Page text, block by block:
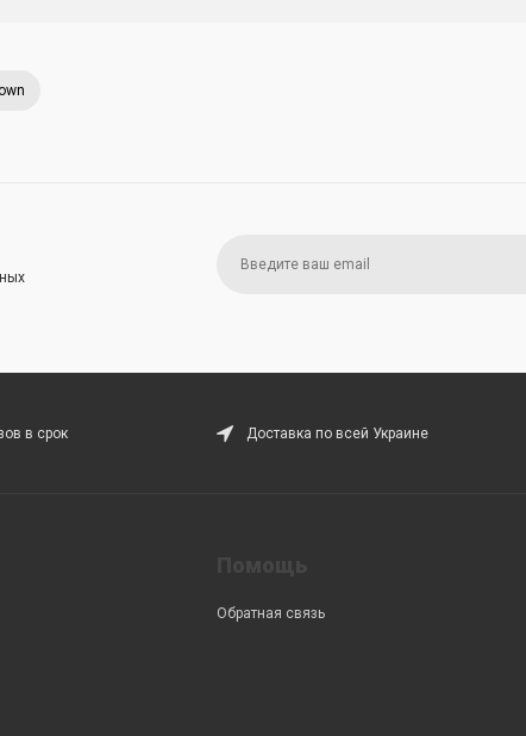
в срок Доставка по всей Украине
Обратная связь